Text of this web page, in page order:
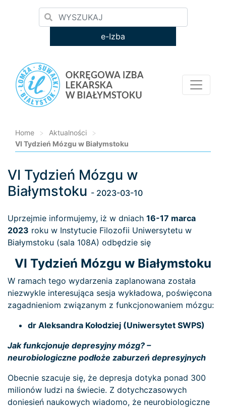
e-Izba
Home > Aktualności
>
VI Tydzień Mózgu w Białymstoku
Loading...
VI Tydzień Mózgu w
Białymstoku - 2023-03-10
Uprzejmie informujemy, iż w dniach 16-17 marca
2023 roku w Instytucie Filozofii Uniwersytetu w
Białymstoku (sala 108A) odbędzie się
VI Tydzień Mózgu w Białymstoku
W ramach tego wydarzenia zaplanowana została
niezwykle interesująca sesja wykładowa, poświęcona
zagadnieniom związanym z funkcjonowaniem mózgu:
dr Aleksandra Kołodziej (Uniwersytet SWPS)
Jak funkcjonuje depresyjny mózg? –
neurobiologiczne podłoże zaburzeń depresyjnych
Obecnie szacuje się, że depresja dotyka ponad 300
milionów ludzi na świecie. Z dotychczasowych
doniesień naukowych wiadomo, że neurobiologiczne